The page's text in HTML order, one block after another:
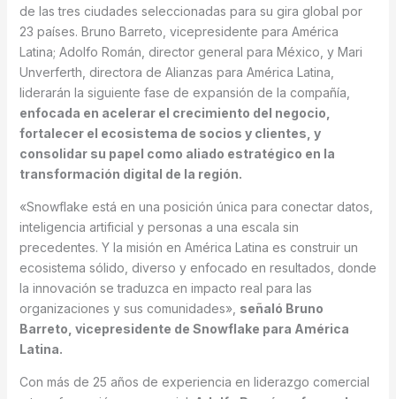
de las tres ciudades seleccionadas para su gira global por
23 países. Bruno Barreto, vicepresidente para América
Latina; Adolfo Román, director general para México, y Mari
Unverferth, directora de Alianzas para América Latina,
liderarán la siguiente fase de expansión de la compañía,
enfocada en acelerar el crecimiento del negocio,
fortalecer el ecosistema de socios y clientes, y
consolidar su papel como aliado estratégico en la
transformación digital de la región.
«Snowflake está en una posición única para conectar datos,
inteligencia artificial y personas a una escala sin
precedentes. Y la misión en América Latina es construir un
ecosistema sólido, diverso y enfocado en resultados, donde
la innovación se traduzca en impacto real para las
organizaciones y sus comunidades», señaló Bruno
Barreto, vicepresidente de Snowflake para América
Latina.
Con más de 25 años de experiencia en liderazgo comercial